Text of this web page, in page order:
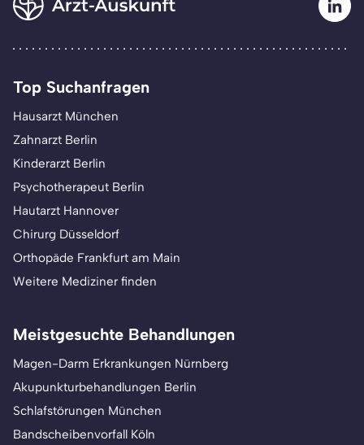
Top Suchanfragen
Hausarzt München
Zahnarzt Berlin
Kinderarzt Berlin
Psychotherapeut Berlin
Hautarzt Hannover
Chirurg Düsseldorf
Orthopäde Frankfurt am Main
Weitere Mediziner finden
Meistgesuchte Behandlungen
Magen-Darm Erkrankungen Nürnberg
Akupunkturbehandlungen Berlin
Schlafstörungen München
Bandscheibenvorfall Köln